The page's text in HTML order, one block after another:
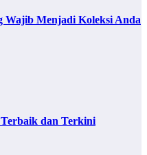
Wajib Menjadi Koleksi Anda
dan Terkini